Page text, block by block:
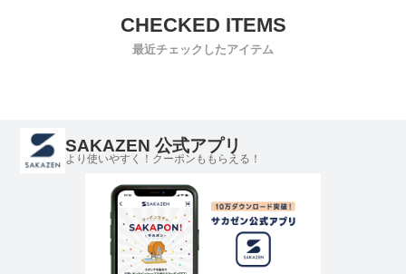
最近チェックしたアイテム
SAKAZEN 公式アプリ
より使いやすく！クーポンももらえる！